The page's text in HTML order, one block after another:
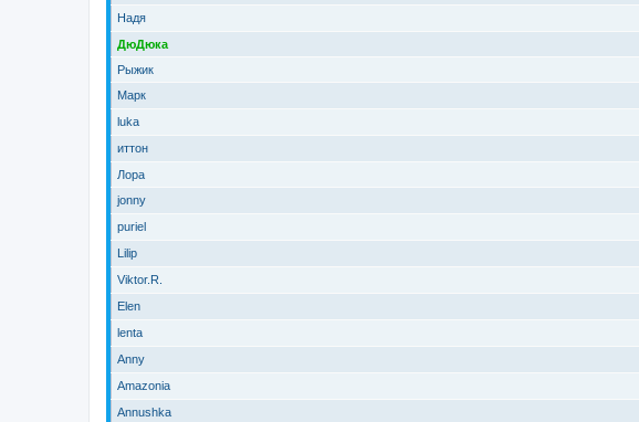
Надя
ДюДюка
Рыжик
Марк
luka
иттон
Лора
jonny
puriel
Lilip
Viktor.R.
Elen
lenta
Anny
Amazonia
Annushka